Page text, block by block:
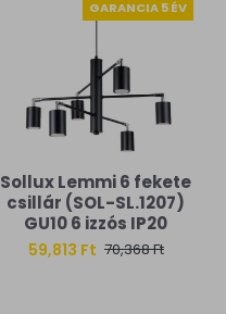
GARANCIA 5 ÉV
Sollux Lemmi 6 fekete
csillár (SOL-SL.1207)
GU10 6 izzós IP20
59,813 Ft 70,368 Ft